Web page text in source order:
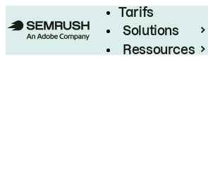
Tarifs
Solutions
Ressources